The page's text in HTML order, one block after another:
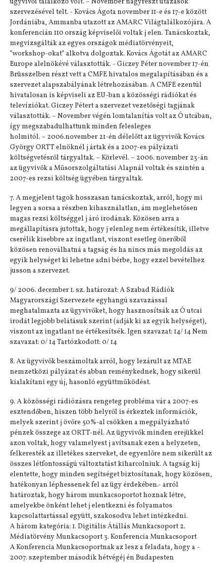
szervezésével telt. - Kovács Ágota november 11-e és 17-e között
Jordániába, Ammanba utazott az AMARC Világtalálkozójára. A
konferencián 110 ország képviselői voltak j elen. Tanácskoztak,
megvizsgálták az egyes országok médiatörvényeit,
”workshop-okat” alkotva dolgoztak. Kovács Ágotát az AMARC
Europe alelnökévé választották. - Giczey Péter november 17-én
Brüsszelben részt vett a CMFE hivatalos megalapításában és a
szervezet alapszabályának létrehozásában. A CMFE ezentúl
hivatalosan is képviseli az EU-ban a közösségi rádiókat és
televíziókat. Giczey Pétert a szervezet vezetőségi tagjának
választották. – November végén lomtalanítás volt az Ó utcában,
így megszabadulhattunk minden felesleges
holmitól. – 2006.november 21-én délelőtt az ügyvivők Kovács
György ORTT elnöknél j ártak és a 2007-es pályázati
költségvetésről tárgyaltak. – Körlevél. – 2006. november 23-án
az ügyvivők a Műsorszolgáltatási Alapnál voltak és szintén a
2007-es rezsi költség ügyében tárgyaltak.
7. A megjelent tagok hosszasan tanácskoztak, arról, hogy mi
legyen a sorsa a részben kihasználatlan, ám meglehetősen
magas rezsi költséggel j áró irodának. Közösen arra a
megállapításra jutottak, hogy j elenleg nem értékesítik, illetve
cserélik kisebbre az ingatlant, viszont esetleg önerőből
közösen renoválhatná a tagság és ha nincs más megoldás az
egyik helységet ki lehetne adni bérbe, hogy ezzel bevételhez
jusson a szervezet.
9/ 2006. december 1. sz. határozat: A Szabad Rádiók
Magyarországi Szervezete egyhangú szavazással
meghatalmazta az ügyvivőket, hogy hasznosítsák az Ó utcai
irodát legjobb belátásuk szerint (adják ki az egyik helységet),
viszont az ingatlant ne értékesítsék. Igen szavazat: 14/ 14 Nem
szavazat: 0/ 14 Tartózkodott: 0/ 14
8. Az ügyvivők beszámoltak arról, hogy lezárult az MTAE
nemzetközi pályázat és abban reménykednek, hogy sikerül
kialakítani egy új, hasonló együttműködést.
9. A közösségi rádiózásra rengeteg probléma vár a 2007-es
esztendőben, hiszen több helyről is érkeztek információk,
melyek szerint j övőre 50%-al csökken a megpályázható
pénzek összege az ORTT-nél. Az ügyvivők minden erejükkel
azon voltak, hogy valamelyest j avítsanak ezen a helyzeten,
felkeresték az illetékes szerveket, de egyenlőre nem sikerült az
összes létfontosságú változtatást kiharcolniuk. A tagság kij
elentette, hogy minden segítséget biztosítanak, hogy közösen,
hatékonyan léphessenek fel az ügy érdekében.- arról
határoztak, hogy három munkacsoportot hoznak létre,
amelyekbe önként lehet j elentkezni és folyamatos
kapcsolattartással együtt, szakosodva lehet intézkedni.
A három kategória: 1. Digitális Átállás Munkacsoport 2.
Médiatörvény Munkacsoport 3. Konferencia Munkacsoport
A Konferencia Munkacsoportnak az lesz a feladata, hogy a -
2007. szeptember második hétvégéj én Budapesten